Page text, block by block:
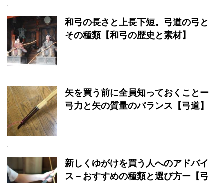
和弓の長さと上長下短。弓道の弓と
その種類【和弓の歴史と素材】
矢を買う前に全員知っておくことー
弓力と矢の質量のバランス【弓道】
新しくゆがけを買う人へのアドバイ
ス－おすすめの種類と選び方ー【弓